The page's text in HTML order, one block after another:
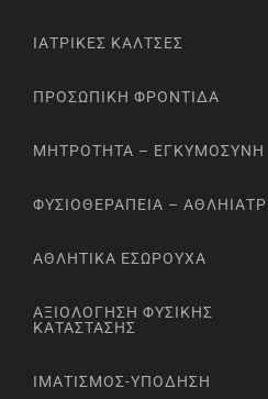
ΙΑΤΡΙΚΈΣ ΚΆΛΤΣΕΣ
ΠΡΟΣΩΠΙΚΉ ΦΡΟΝΤΊΔΑ
ΜΗΤΡΌΤΗΤΑ – ΕΓΚΥΜΟΣΎΝΗ
ΦΥΣΙΟΘΕΡΑΠΕΊΑ –
ΑΘΛΗΤΙΚΆ ΕΣΏΡΟΥΧΑ
ΑΞΙΟΛΌΓΗΣΗ ΦΥΣΙΚΉΣ
ΚΑΤΆΣΤΑΣΗΣ
ΙΜΑΤΙΣΜΌΣ-ΥΠΌΔΗΣΗ